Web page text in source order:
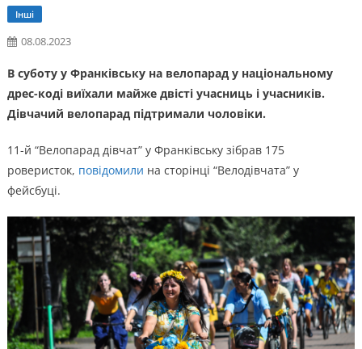
Інші
08.08.2023
В суботу у Франківську на велопарад у національному
дрес-коді виїхали майже двісті учасниць і учасників.
Дівчачий велопарад підтримали чоловіки.
11-й “Велопарад дівчат” у Франківську зібрав 175
роверисток, повідомили на сторінці “Велодівчата” у
фейсбуці.